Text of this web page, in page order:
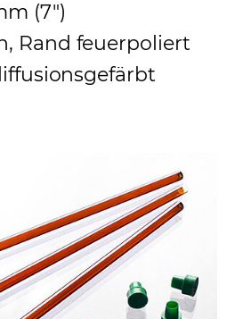
(7″)
Rand feuerpoliert